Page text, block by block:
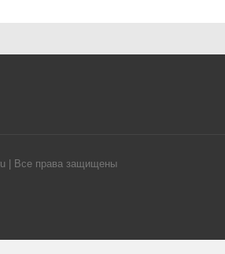
| Все права защищены